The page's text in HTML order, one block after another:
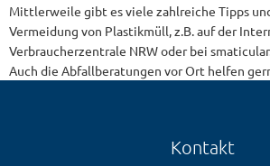
Mittlerweile gibt es viele zahlreiche Tipps
Vermeidung von Plastikmüll, z.B. auf der
Verbraucherzentrale NRW oder bei
Auch die Abfallberatungen vor Ort helfen
Kontakt